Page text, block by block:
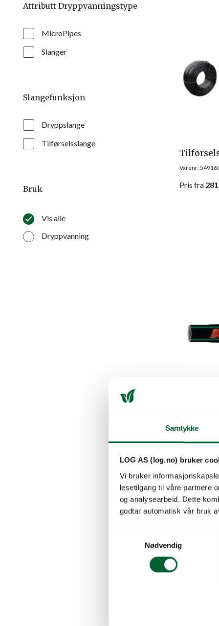
Samtykke
LOG AS (log.no) bruker
Vi bruker
lesetilgang til våre partnere
og analysearbeid. Dette
godtar automatisk vår bruk
Nødvendig
Attributt Dryppvanningstype
MicroPipes
Slanger
Slangefunksjon
Dryppslange
Tilførselsslange
Bruk
Vis alle
Dryppvanning
Varenr:
Pris fra 281
sylindriske
Pris fra 475